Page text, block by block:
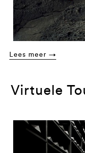
Lees meer →
Virtuele